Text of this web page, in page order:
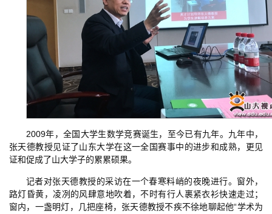
2009年，全国大学生数学竞赛诞生，至今已有九年。九年中，
张天德教授见证了山东大学在这一全国赛事中的进步和成熟，更见
证和促成了山大学子的累累硕果。
记者对张天德教授的采访在一个春寒料峭的夜晚进行。窗外，
路灯昏黄，凌冽的风肆意地吹着，不时有行人裹紧衣衫快速走过；
窗内，一盏明灯，几把座椅，张天德教授不疾不徐地聊起他“学术为